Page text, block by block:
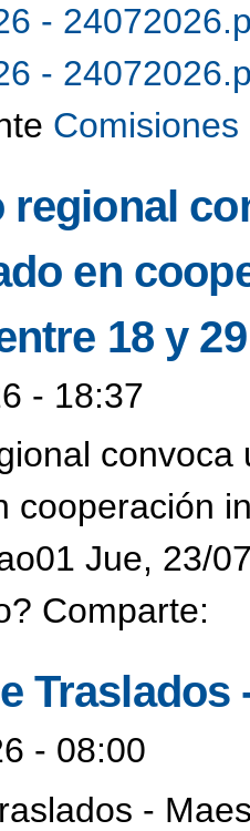
-
-
regional
en
18 y
- 18:37
cooperación
Jue, 23/
Comparte:
Traslados
- 08:00
-